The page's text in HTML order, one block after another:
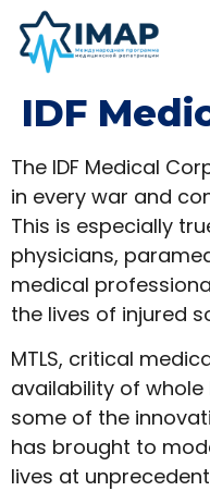
IDF
The IDF Medical
in every war and
This is especially
physicians,
medical
the lives of injured
MTLS, critical
availability of
some of the
has brought to
lives at